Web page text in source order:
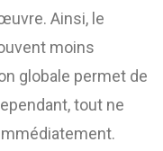
Ainsi, le
moins
globale permet de
tout ne